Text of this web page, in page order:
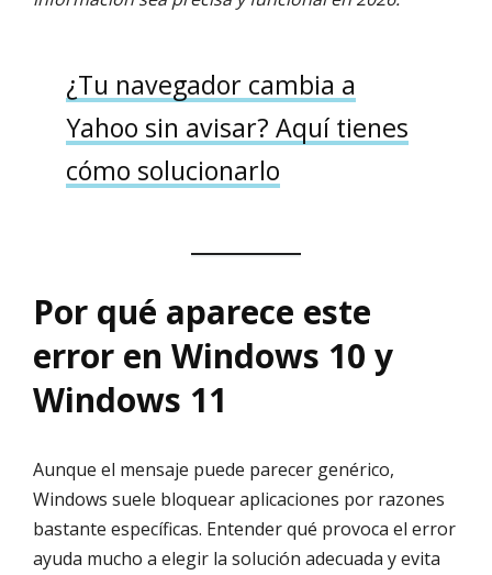
¿Tu navegador cambia a
Yahoo sin avisar? Aquí tienes
cómo solucionarlo
Por qué aparece este
error en Windows 10 y
Windows 11
Aunque el mensaje puede parecer genérico,
Windows suele bloquear aplicaciones por razones
bastante específicas. Entender qué provoca el error
ayuda mucho a elegir la solución adecuada y evita